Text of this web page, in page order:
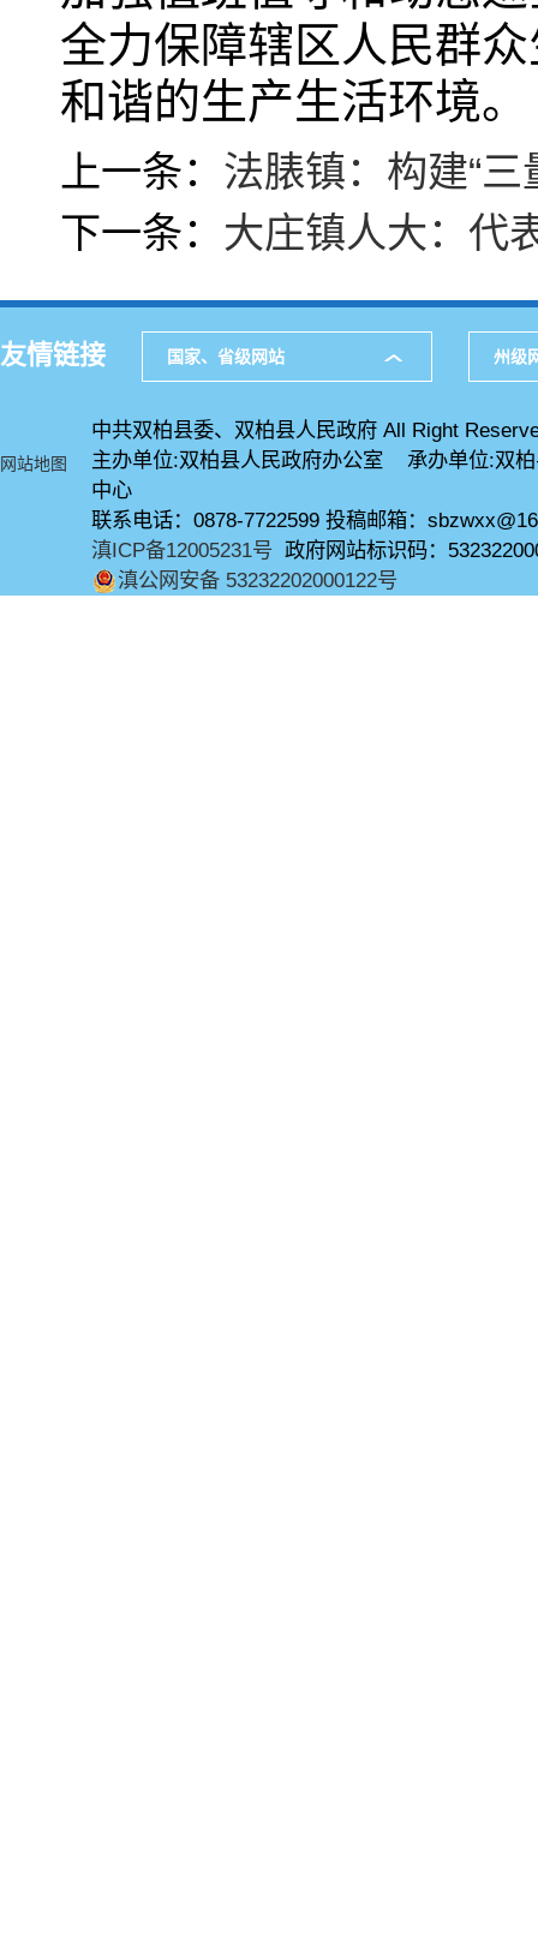
全力保障辖区人民群
和谐的生产生活环境。
上一条： 法脿镇：构建“三
下一条： 大庄镇人大：代
友情链接 国家、省级网站 州级
网站地图
中共双柏县委、双柏县人民政府 All Right
主办单位:双柏县人民政府办公室 承办单位:双
中心
联系电话：0878-7722599 投稿邮箱：
滇ICP备12005231号 政府网站标识码：
滇公网安备 53232202000122号